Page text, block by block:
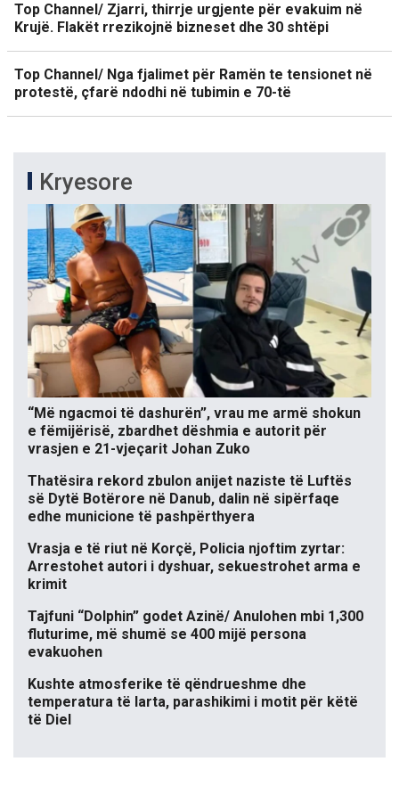
Top Channel/ Zjarri, thirrje urgjente për evakuim në
Krujë. Flakët rrezikojnë bizneset dhe 30 shtëpi
Top Channel/ Nga fjalimet për Ramën te tensionet në
protestë, çfarë ndodhi në tubimin e 70-të
Kryesore
“Më ngacmoi të dashurën”, vrau me armë shokun
e fëmijërisë, zbardhet dëshmia e autorit për
vrasjen e 21-vjeçarit Johan Zuko
Thatësira rekord zbulon anijet naziste të Luftës
së Dytë Botërore në Danub, dalin në sipërfaqe
edhe municione të pashpërthyera
Vrasja e të riut në Korçë, Policia njoftim zyrtar:
Arrestohet autori i dyshuar, sekuestrohet arma e
krimit
Tajfuni “Dolphin” godet Azinë/ Anulohen mbi 1,300
fluturime, më shumë se 400 mijë persona
evakuohen
Kushte atmosferike të qëndrueshme dhe
temperatura të larta, parashikimi i motit për këtë
të Diel